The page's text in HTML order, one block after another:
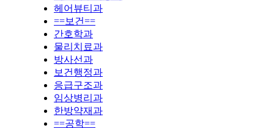
헤어뷰티과
==보건==
간호학과
물리치료과
방사선과
보건행정과
응급구조과
임상병리과
한방약재과
==공학==